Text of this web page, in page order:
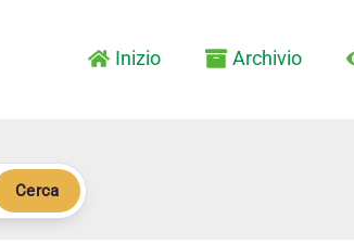
Inizio Archivio
Cerca